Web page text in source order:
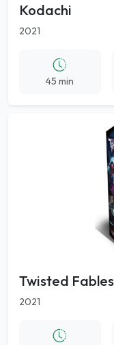
Kodachi
2021
45 min
Twisted Fables
2021